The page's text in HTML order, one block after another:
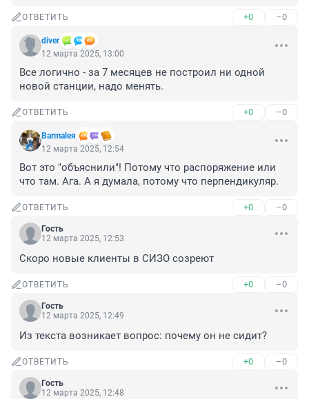
ОТВЕТИТЬ +0 –0
diver
12 марта 2025, 13:00
Все логично - за 7 месяцев не построил ни одной
новой станции, надо менять.
ОТВЕТИТЬ +0 –0
Barmaleя
12 марта 2025, 12:54
Вот это "объяснили"! Потому что распоряжение или
что там. Ага. А я думала, потому что перпендикуляр.
ОТВЕТИТЬ +0 –0
Гость
12 марта 2025, 12:53
Скоро новые клиенты в СИЗО созреют
ОТВЕТИТЬ +0 –0
Гость
12 марта 2025, 12:49
Из текста возникает вопрос: почему он не сидит?
ОТВЕТИТЬ +0 –0
Гость
12 марта 2025, 12:48